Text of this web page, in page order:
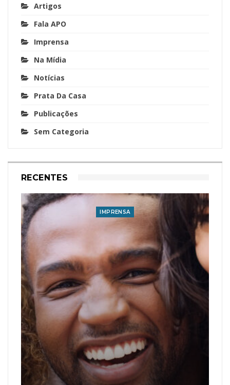
Artigos
Fala APO
Imprensa
Na Mídia
Notícias
Prata Da Casa
Publicações
Sem Categoria
RECENTES
IMPRENSA